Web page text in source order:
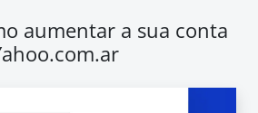
aumentar a sua conta